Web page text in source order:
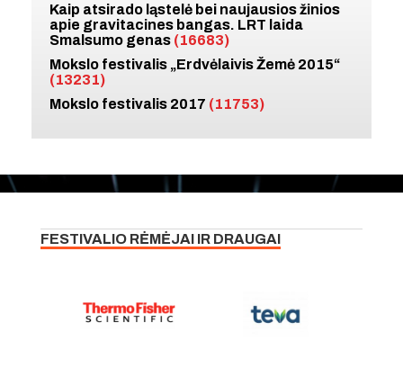
Kaip atsirado ląstelė bei naujausios žinios
apie gravitacines bangas. LRT laida
Smalsumo genas (16683)
Mokslo festivalis „Erdvėlaivis Žemė 2015“
(13231)
Mokslo festivalis 2017 (11753)
FESTIVALIO RĖMĖJAI IR DRAUGAI